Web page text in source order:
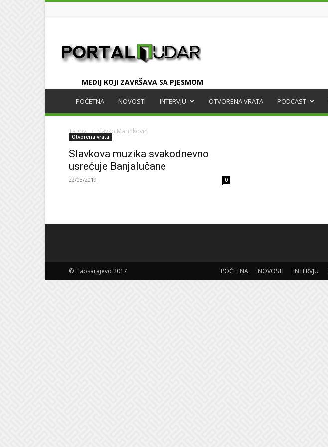
MEDIJ KOJI ZAVRŠAVA SA PJESMOM
POČETNA NOVOSTI INTERVJU OTVORENA VRATA PODCAST
Tagovi Slavko Marinković
Otvorena vrata
Slavkova muzika svakodnevno
usrećuje Banjalučane
22/03/2019 0
POČETNA NOVOSTI INTERVJU
© Elabsarajevo 2017